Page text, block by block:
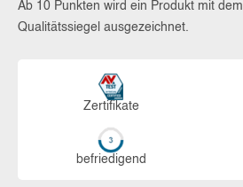
Ab 10 Punkten wird ein Produkt mit dem
Qualitätssiegel ausgezeichnet.
Zerti­fikate
be­frie­di­gend